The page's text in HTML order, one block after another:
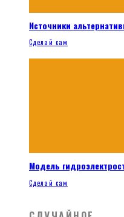
Источники
Сделай сам
Модель
Сделай сам